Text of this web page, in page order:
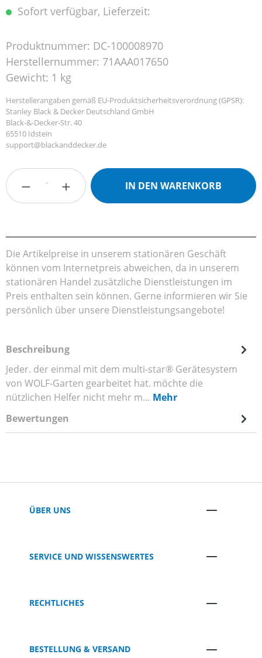
Sofort verfügbar, Lieferzeit:
Produktnummer: DC-100008970
Herstellernummer: 71AAA017650
Gewicht: 1 kg
Herstellerangaben gemäß EU-Produktsicherheitsverordnung (GPSR):
Stanley Black & Decker Deutschland GmbH
Black-&-Decker-Str. 40
65510 Idstein
support@blackanddecker.de
Produkt Anzahl: Gib den gewünschten
IN DEN WARENKORB
Die Artikelpreise in unserem stationären Geschäft
können vom Internetpreis abweichen, da in unserem
stationären Handel zusätzliche Dienstleistungen im
Preis enthalten sein können. Gerne informieren wir Sie
persönlich über unsere Dienstleistungsangebote!
Beschreibung
Jeder. der einmal mit dem multi-star® Gerätesystem
von WOLF-Garten gearbeitet hat. möchte die
nützlichen Helfer nicht mehr m… Mehr
Bewertungen
ÜBER UNS
SERVICE UND WISSENSWERTES
RECHTLICHES
BESTELLUNG & VERSAND